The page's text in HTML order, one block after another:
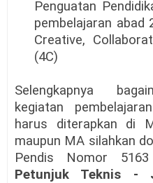
Penguatan
pembelajaran abad
Creative,
(4C)
Selengkapnya
kegiatan
harus diterapkan di
maupun MA silahkan
Pendis Nomor
Petunjuk Teknis -